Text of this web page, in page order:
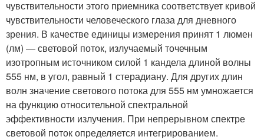
чувствительности этого приемника соответствует кривой
чувствительности человеческого глаза для дневного
зрения. В качестве единицы измерения принят 1 люмен
(лм) — световой поток, излучаемый точечным
изотропным источником силой 1 кандела длиной волны
555 нм, в угол, равный 1 стерадиану. Для других длин
волн значение светового потока для 555 нм умножается
на функцию относительной спектральной
эффективности излучения. При непрерывном спектре
световой поток определяется интегрированием.